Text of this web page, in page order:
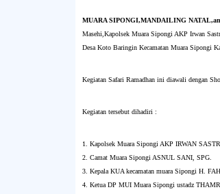
MUARA SIPONGI,MANDAILING
Masehi,Kapolsek Muara Sipongi AKP Irwan
Desa Koto Baringin Kecamatan Muara Sipongi
Kegiatan Safari Ramadhan ini diawali dengan
Kegiatan tersebut dihadiri :
1. Kapolsek Muara Sipongi AKP IRWAN
2. Camat Muara Sipongi ASNUL SANI, SPG.
3. Kepala KUA kecamatan muara Sipongi H.
4. Ketua DP MUI Muara Sipongi ustadz